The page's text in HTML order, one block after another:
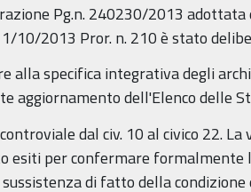
Pg.n. 240230/2013
10/2013 Pror. n. 210 è stato
alla specifica integrativa degli
aggiornamento dell'Elenco delle
dal civ. 10 al civico 22.
esiti per confermare formalmente
di fatto della